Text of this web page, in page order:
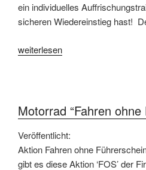
ein individuelles
sicheren Wiedereinstieg hast!
„Wiedereinsteiger“
weiterlesen
Motorrad “Fahren ohne
Veröffentlicht:
Aktion Fahren ohne
gibt es diese Aktion ‘FOS’ der